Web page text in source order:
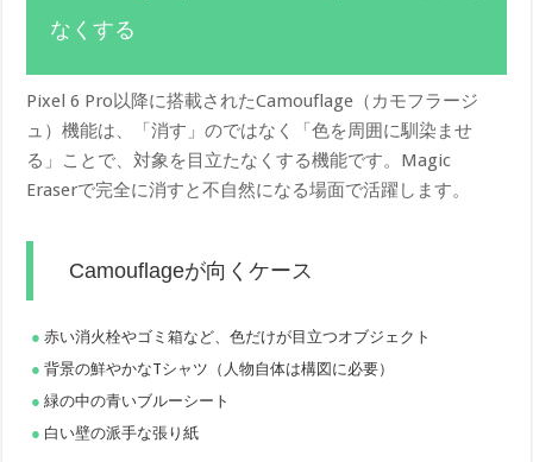
なくする
Pixel 6 Pro以降に搭載されたCamouflage（カモフラージ
ュ）機能は、「消す」のではなく「色を周囲に馴染ませ
る」ことで、対象を目立たなくする機能です。Magic
Eraserで完全に消すと不自然になる場面で活躍します。
Camouflageが向くケース
赤い消火栓やゴミ箱など、色だけが目立つオブジェクト
背景の鮮やかなTシャツ（人物自体は構図に必要）
緑の中の青いブルーシート
白い壁の派手な張り紙